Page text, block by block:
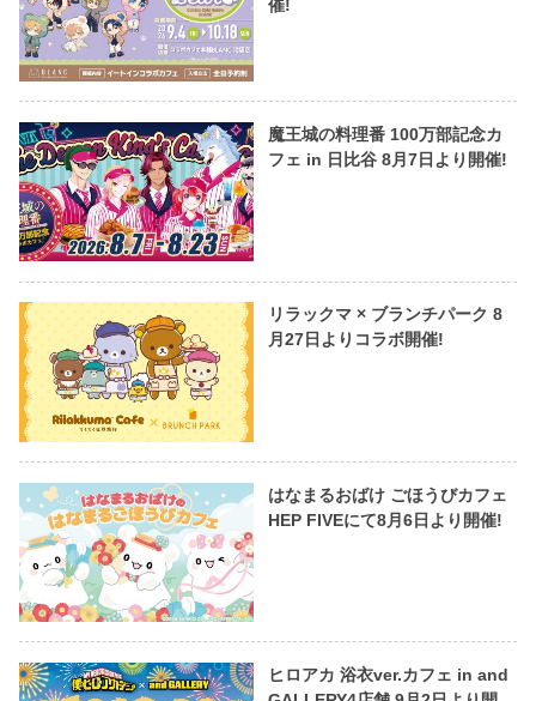
催!
魔王城の料理番 100万部記念カ
フェ in 日比谷 8月7日より開催!
リラックマ × ブランチパーク 8
月27日よりコラボ開催!
はなまるおばけ ごほうびカフェ
HEP FIVEにて8月6日より開催!
ヒロアカ 浴衣ver.カフェ in and